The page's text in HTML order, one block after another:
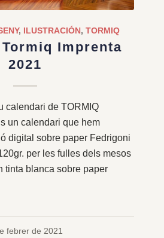
, ILUSTRACIÓN,TORMIQ
Imprenta
2021
calendari de TORMIQ
un calendari que hem
digital sobre paper Fedrigoni
per les fulles dels mesos
tinta blanca sobre paper
febrer de 2021